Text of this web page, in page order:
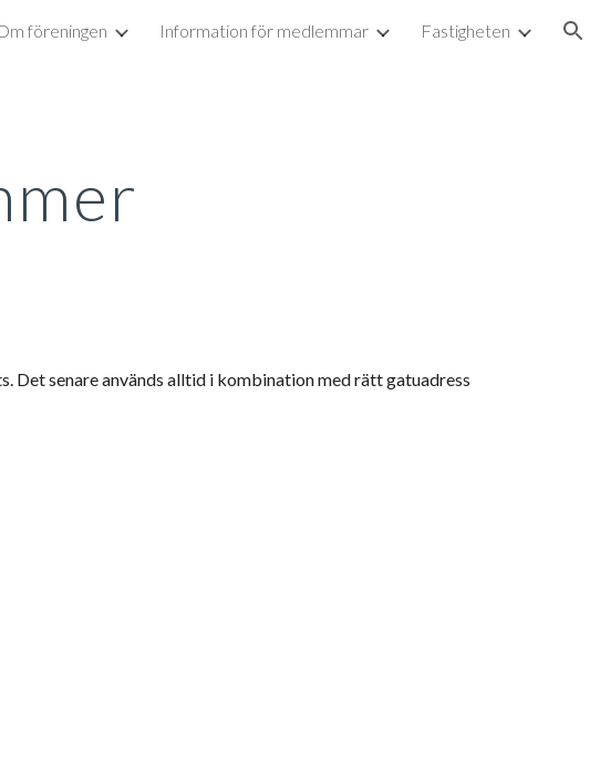
to navigation
föreningen Information för medlemmar Fastigheten
Det senare används alltid i kombination med rätt gatuadress